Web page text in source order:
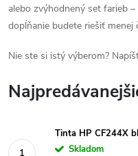
alebo zvýhodnený set farieb
dopĺňanie budete riešiť menej
Nie ste si istý výberom?
Tinta HP CF244X
Skladom